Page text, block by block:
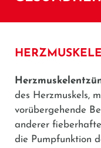
des Herzmuskels,
vorübergehende
anderer
die Pumpfunktion